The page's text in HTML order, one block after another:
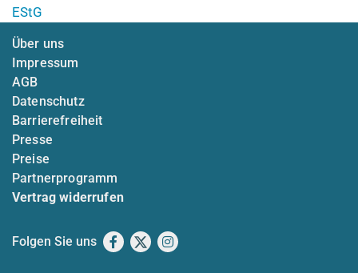
EStG
Über uns
Impressum
AGB
Datenschutz
Barrierefreiheit
Presse
Preise
Partnerprogramm
Vertrag widerrufen
Folgen Sie uns Facebook
X Instagram